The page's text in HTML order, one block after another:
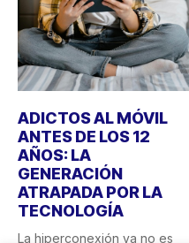
ADICTOS AL MÓVIL
ANTES DE LOS 12
AÑOS: LA
GENERACIÓN
ATRAPADA POR LA
TECNOLOGÍA
La hiperconexión ya no es